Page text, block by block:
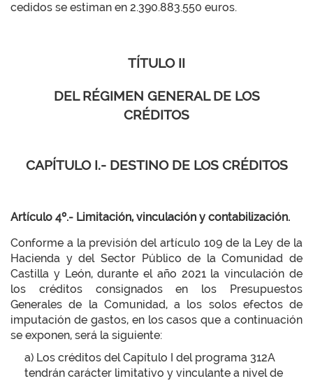
cedidos se estiman en 2.390.883.550 euros.
TÍTULO II
DEL RÉGIMEN GENERAL DE LOS
CRÉDITOS
CAPÍTULO I.- DESTINO DE LOS CRÉDITOS
Artículo 4º.- Limitación, vinculación y contabilización.
Conforme a la previsión del artículo 109 de la Ley de la
Hacienda y del Sector Público de la Comunidad de
Castilla y León, durante el año 2021 la vinculación de
los créditos consignados en los Presupuestos
Generales de la Comunidad, a los solos efectos de
imputación de gastos, en los casos que a continuación
se exponen, será la siguiente:
a) Los créditos del Capítulo I del programa 312A
tendrán carácter limitativo y vinculante a nivel de